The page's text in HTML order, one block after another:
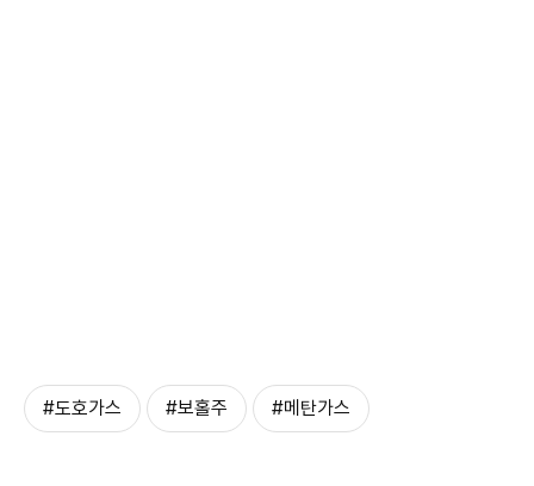
#도호가스 #보홀주 #메탄가스